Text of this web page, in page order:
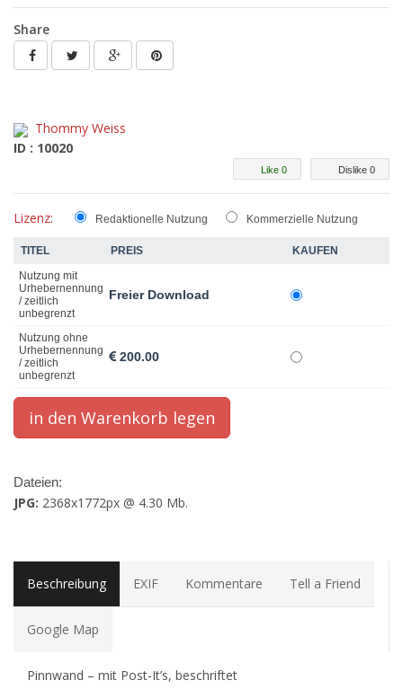
Share
Thommy Weiss
ID : 10020
Dislike 0
Like 0
Lizenz: Redaktionelle Nutzung Kommerzielle Nutzung
TITEL PREIS
KAUFEN
Nutzung mit
Urhebernennung
/ zeitlich
unbegrenzt
Freier Download
Nutzung ohne
Urhebernennung
/ zeitlich
unbegrenzt
200.00
Dateien:
JPG: 2368x1772px @ 4.30 Mb.
Beschreibung EXIF Kommentare Tell a Friend
Google Map
Pinnwand – mit Post-It’s, beschriftet